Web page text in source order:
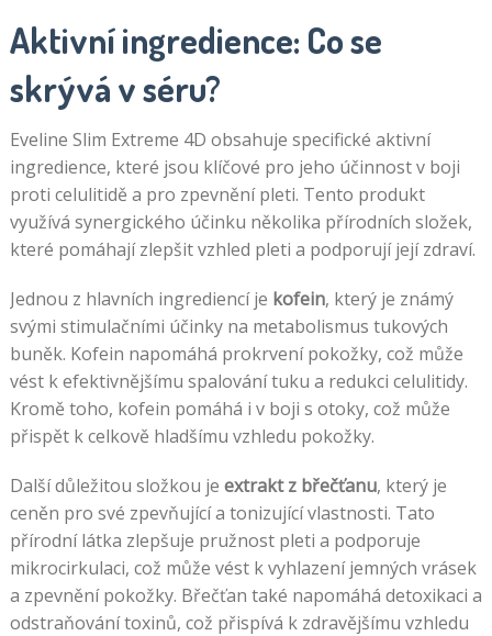
Aktivní ingredience: Co se
skrývá v séru?
Eveline Slim Extreme 4D obsahuje specifické aktivní
ingredience, které jsou klíčové pro jeho účinnost v boji
proti celulitidě a pro zpevnění pleti. Tento produkt
využívá synergického účinku několika přírodních složek,
které pomáhají zlepšit vzhled pleti a podporují její zdraví.
Jednou z hlavních ingrediencí je kofein, který je známý
svými stimulačními účinky na metabolismus tukových
buněk. Kofein napomáhá prokrvení pokožky, což může
vést k efektivnějšímu spalování tuku a redukci celulitidy.
Kromě toho, kofein pomáhá i v boji s otoky, což může
přispět k celkově hladšímu vzhledu pokožky.
Další důležitou složkou je extrakt z břečťanu, který je
ceněn pro své zpevňující a tonizující vlastnosti. Tato
přírodní látka zlepšuje pružnost pleti a podporuje
mikrocirkulaci, což může vést k vyhlazení jemných vrásek
a zpevnění pokožky. Břečťan také napomáhá detoxikaci a
odstraňování toxinů, což přispívá k zdravějšímu vzhledu